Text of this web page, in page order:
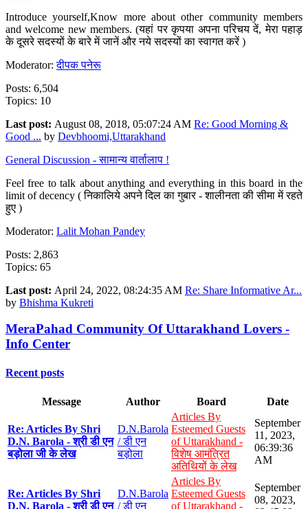
Introduce yourself,Know more about other community members
and welcome new members. (यहां पर कृपया अपना परिचय दें, मेरा पहाड़
के दूसरे सदस्यों के बारे में जानें और नये सदस्यों का स्वागत करें )
Moderator:दीपक पनेरू
Posts: 6,504
Topics: 10
Last post: August 08, 2018, 05:07:24 AM Re: Good Morning &
Good ... by Devbhoomi,Uttarakhand
General Discussion - सामान्य वार्तालाप !
Feel free to talk about anything and everything in this board in the
limit of decency ( निकालिये अपने दिल का गुबार - शालीनता की सीमा में रहते
हुए )
Moderator: Lalit Mohan Pandey
Posts: 2,863
Topics: 65
Last post: April 24, 2022, 08:24:35 AM Re: Share Informative Ar...
by Bhishma Kukreti
MeraPahad Community Of Uttarakhand Lovers -
Info Center
Recent posts
Message Author Board Date
Re: Articles By Shri
D.N. Barola - श्री डी एन
बड़ोला जी के लेख
D.N.Barola
/ डी एन
बड़ोला
Articles By
Esteemed Guests
of Uttarakhand -
विशेष आमंत्रित
अतिथियों के लेख
September
11, 2023,
06:39:36
AM
Re: Articles By Shri
D.N. Barola - श्री डी एन
D.N.Barola
/ डी एन
Articles By
Esteemed Guests
of Uttarakhand -
September
08, 2023,